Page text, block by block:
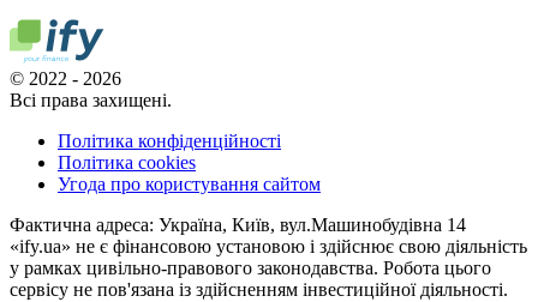
© 2022 - 2026
Всі права захищені.
Політика конфіденційності
Політика cookies
Угода про користування сайтом
Фактична адреса: Україна, Київ, вул.Машинобудівна 14
«ify.ua» не є фінансовою установою і здійснює свою діяльність
у рамках цивільно-правового законодавства. Робота цього
сервісу не пов'язана із здійсненням інвестиційної діяльності.